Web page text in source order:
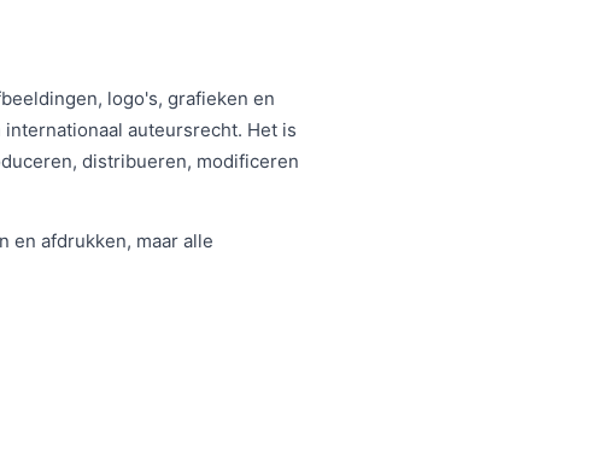
logo's, grafieken en
auteursrecht. Het is
distribueren, modificeren
en afdrukken, maar alle